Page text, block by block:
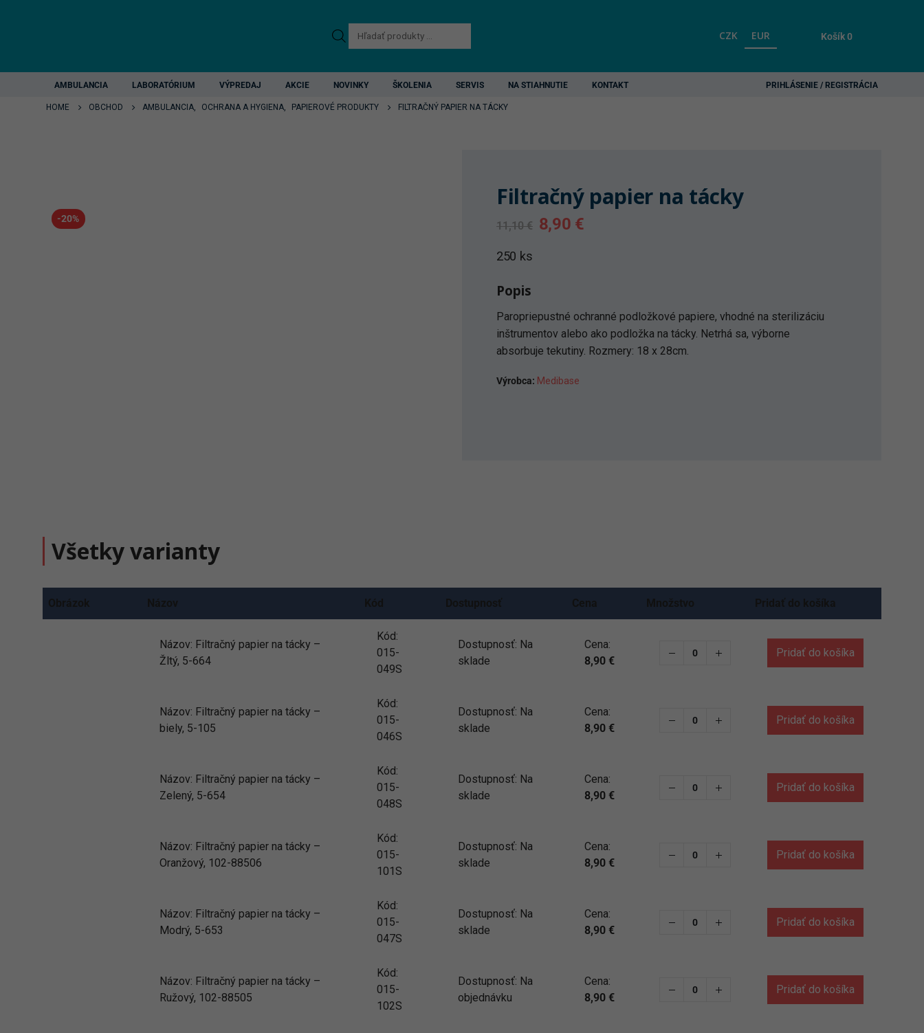
Products
search
CZK EUR Košík0
AMBULANCIA LABORATÓRIUM VÝPREDAJ AKCIE NOVINKY ŠKOLENIA SERVIS NA STIAHNUTIE KONTAKT PRIHLÁSENIE / REGISTRÁCIA
HOME OBCHOD AMBULANCIA, OCHRANA A HYGIENA, PAPIEROVÉ PRODUKTY FILTRAČNÝ PAPIER NA TÁCKY
-20%
Filtračný papier na tácky
11,10€ Original
8,90 €Current
250 ks
Popis
Paropriepustné ochranné podložkové papiere, vhodné na sterilizáciu
inštrumentov alebo ako podložka na tácky. Netrhá sa, výborne
absorbuje tekutiny. Rozmery: 18 x 28cm.
Výrobca: Medibase
Všetky varianty
Obrázok Názov Kód Dostupnosť Cena Množstvo Pridať do košíka
Názov: Filtračný papier na tácky –
Žltý, 5-664
Kód:
015-
049S
Dostupnosť: Na
sklade
Cena:
8,90 €
Pridať do košíka
Názov: Filtračný papier na tácky –
biely, 5-105
Kód:
015-
046S
Dostupnosť: Na
sklade
Cena:
8,90 €
Pridať do košíka
Názov: Filtračný papier na tácky –
Zelený, 5-654
Kód:
015-
048S
Dostupnosť: Na
sklade
Cena:
8,90 €
Pridať do košíka
Názov: Filtračný papier na tácky –
Oranžový, 102-88506
Kód:
015-
101S
Dostupnosť: Na
sklade
Cena:
8,90 €
Pridať do košíka
Názov: Filtračný papier na tácky –
Modrý, 5-653
Kód:
015-
047S
Dostupnosť: Na
sklade
Cena:
8,90 €
Pridať do košíka
Názov: Filtračný papier na tácky –
Ružový, 102-88505
Kód:
015-
102S
Dostupnosť: Na
objednávku
Cena:
8,90 €
Pridať do košíka